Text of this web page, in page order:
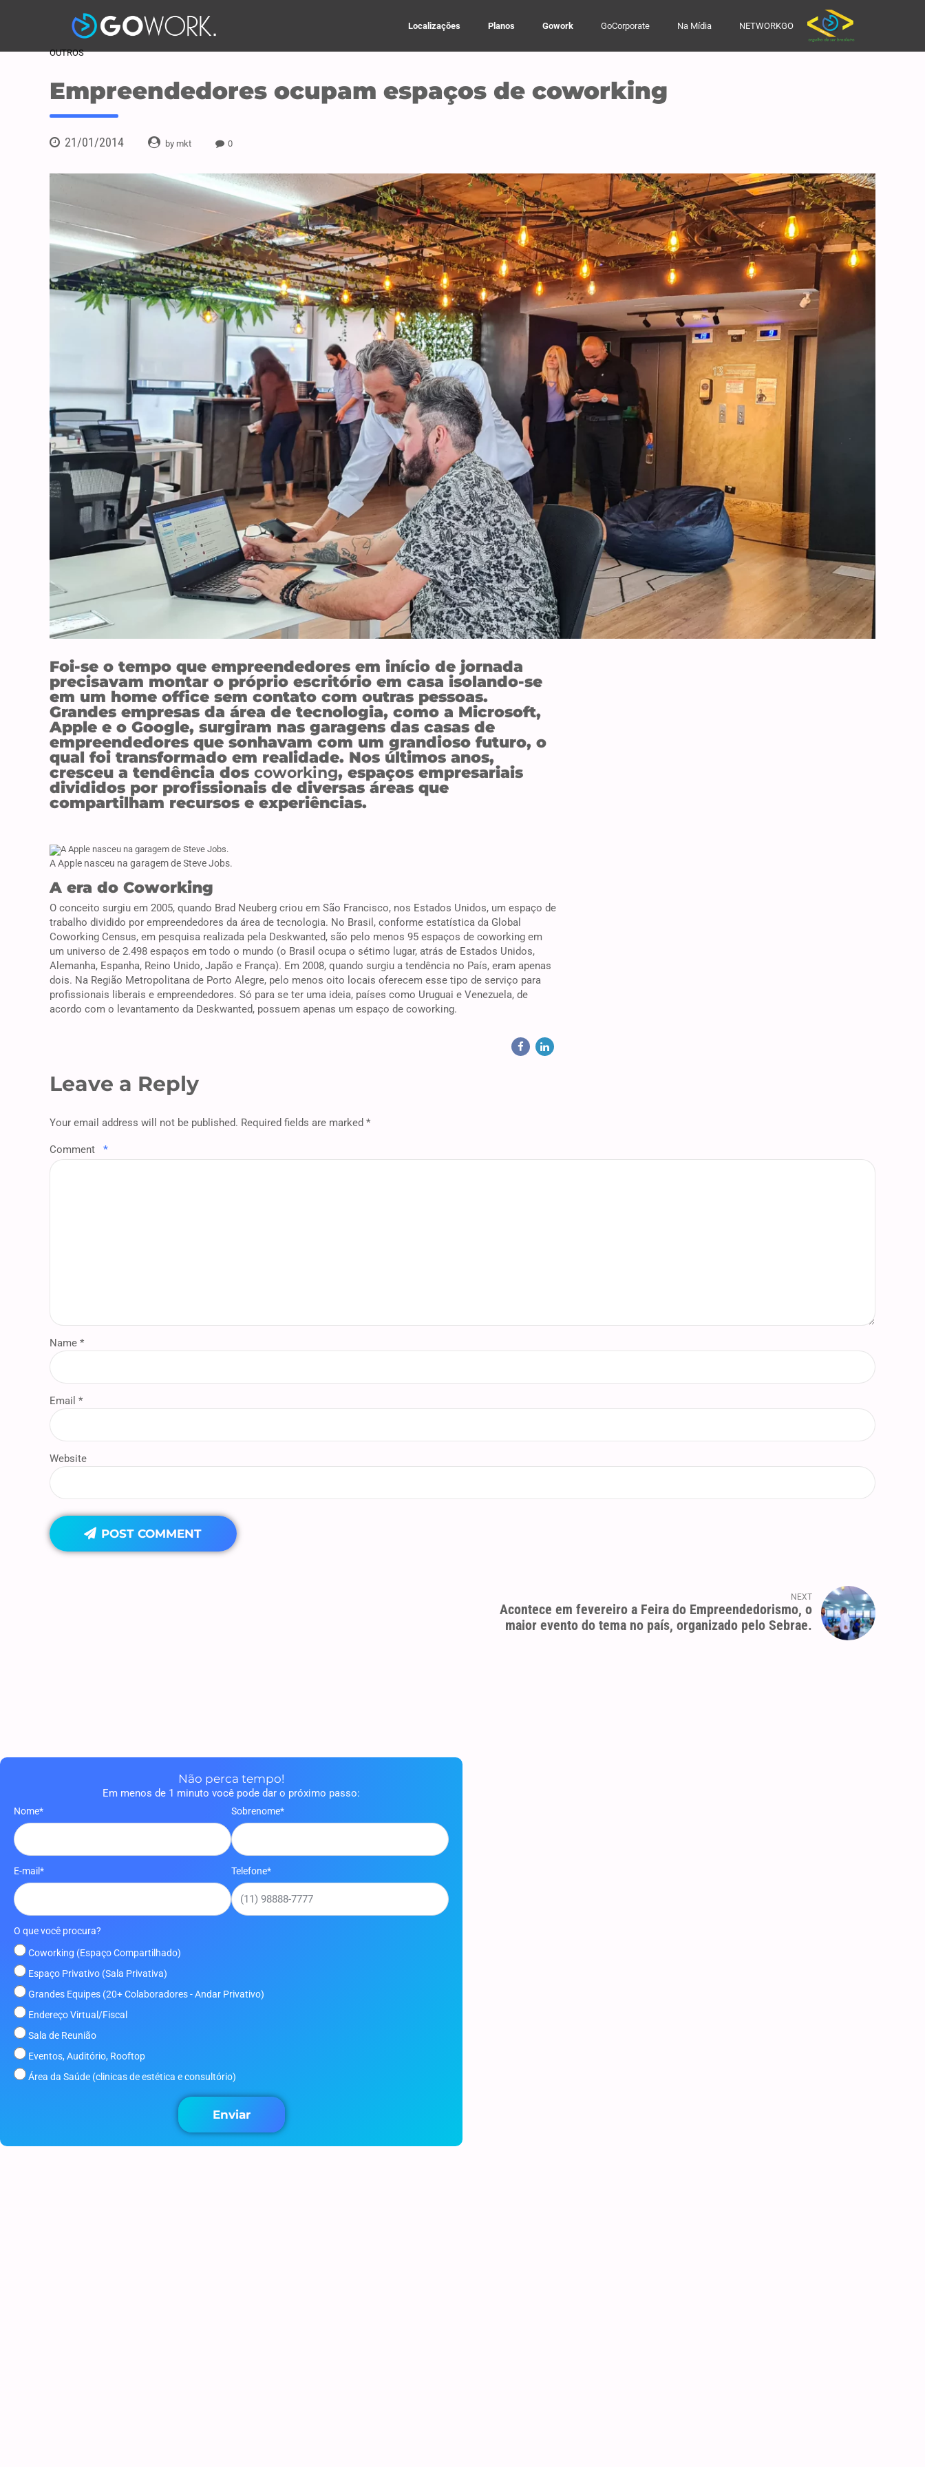
Localizações Planos Gowork GoCorporate Na Mídia NETWORKGO
OUTROS
Empreendedores ocupam espaços de coworking
21/01/2014 by mkt 0
Foi-se o tempo que empreendedores em início de jornada
precisavam montar o próprio escritório em casa isolando-se
em um home office sem contato com outras pessoas.
Grandes empresas da área de tecnologia, como a Microsoft,
Apple e o Google, surgiram nas garagens das casas de
empreendedores que sonhavam com um grandioso futuro, o
qual foi transformado em realidade. Nos últimos anos,
cresceu a tendência dos coworking, espaços empresariais
divididos por profissionais de diversas áreas que
compartilham recursos e experiências.
A Apple nasceu na garagem de Steve Jobs.
A era do Coworking
O conceito surgiu em 2005, quando Brad Neuberg criou em São Francisco, nos Estados Unidos, um espaço de
trabalho dividido por empreendedores da área de tecnologia. No Brasil, conforme estatística da Global
Coworking Census, em pesquisa realizada pela Deskwanted, são pelo menos 95 espaços de coworking em
um universo de 2.498 espaços em todo o mundo (o Brasil ocupa o sétimo lugar, atrás de Estados Unidos,
Alemanha, Espanha, Reino Unido, Japão e França). Em 2008, quando surgiu a tendência no País, eram apenas
dois. Na Região Metropolitana de Porto Alegre, pelo menos oito locais oferecem esse tipo de serviço para
profissionais liberais e empreendedores. Só para se ter uma ideia, países como Uruguai e Venezuela, de
acordo com o levantamento da Deskwanted, possuem apenas um espaço de coworking.
Leave a Reply
Your email address will not be published. Required fields are marked *
Comment *
Name *
Email *
Website
POST COMMENT
NEXT
Acontece em fevereiro a Feira do Empreendedorismo, o
maior evento do tema no país, organizado pelo Sebrae.
Não perca tempo!
Em menos de 1 minuto você pode dar o próximo passo:
Nome* Sobrenome*
E-mail* Telefone*
O que você procura?
Coworking (Espaço Compartilhado)
Espaço Privativo (Sala Privativa)
Grandes Equipes (20+ Colaboradores - Andar Privativo)
Endereço Virtual/Fiscal
Sala de Reunião
Eventos, Auditório, Rooftop
Área da Saúde (clinicas de estética e consultório)
Enviar